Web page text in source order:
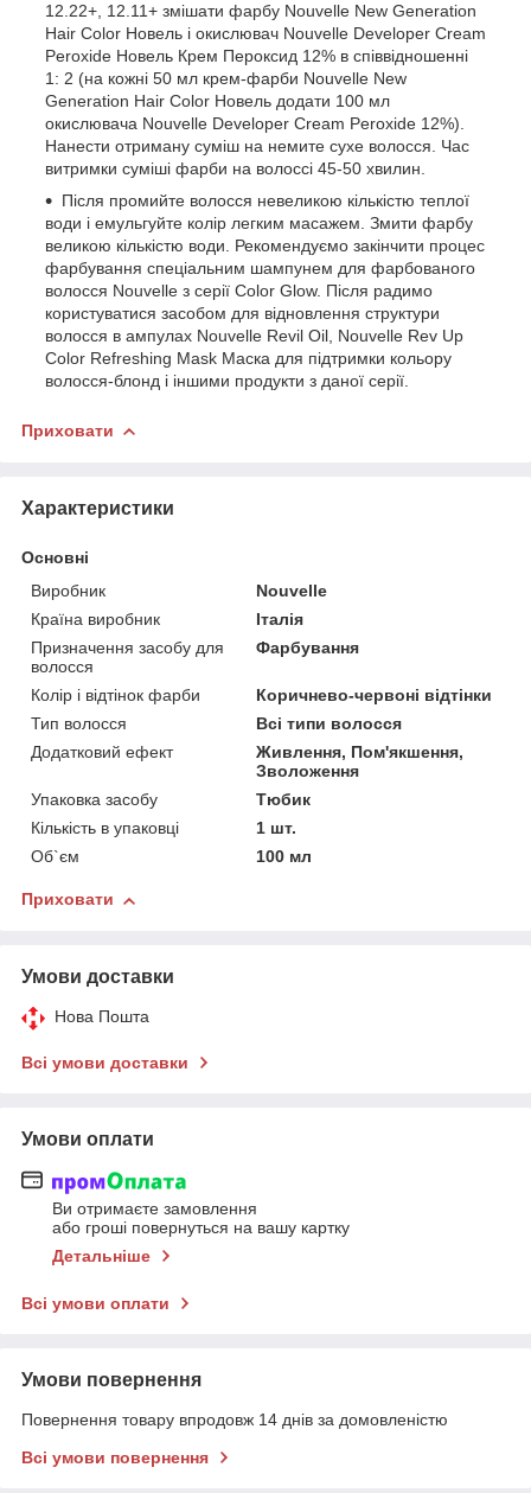
12.22+, 12.11+ змішати фарбу Nouvelle New Generation
Hair Color Новель і окислювач Nouvelle Developer Cream
Peroxide Новель Крем Пероксид 12% в співвідношенні
1: 2 (на кожні 50 мл крем-фарби Nouvelle New
Generation Hair Color Новель додати 100 мл
окислювача Nouvelle Developer Cream Peroxide 12%).
Нанести отриману суміш на немите сухе волосся. Час
витримки суміші фарби на волоссі 45-50 хвилин.
Після промийте волосся невеликою кількістю теплої
води і емульгуйте колір легким масажем. Змити фарбу
великою кількістю води. Рекомендуємо закінчити процес
фарбування спеціальним шампунем для фарбованого
волосся Nouvelle з серії Color Glow. Після радимо
користуватися засобом для відновлення структури
волосся в ампулах Nouvelle Revil Oil, Nouvelle Rev Up
Color Refreshing Mask Маска для підтримки кольору
волосся-блонд і іншими продукти з даної серії.
Приховати
Характеристики
Основні
Виробник
Nouvelle
Країна виробник
Італія
Призначення засобу для
волосся
Фарбування
Колір і відтінок фарби
Коричнево-червоні відтінки
Тип волосся
Всі типи волосся
Додатковий ефект
Живлення, Пом'якшення,
Зволоження
Упаковка засобу
Тюбик
Кількість в упаковці
1 шт.
Об`єм
100 мл
Приховати
Умови доставки
Нова Пошта
Всі умови доставки
Умови оплати
Ви отримаєте замовлення
або гроші повернуться на вашу картку
Детальніше
Всі умови оплати
Умови повернення
Повернення товару впродовж 14 днів за домовленістю
Всі умови повернення